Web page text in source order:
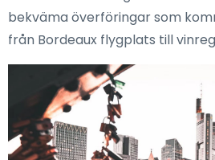
bekväma överföringar som
från Bordeaux flygplats till